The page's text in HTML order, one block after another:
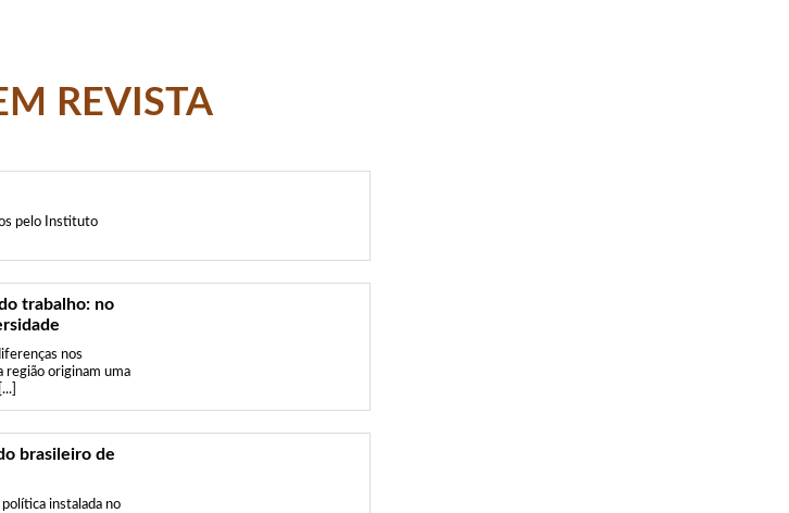
REVISTA
pelo Instituto
trabalho: no
nos
região originam uma
brasileiro de
instalada no